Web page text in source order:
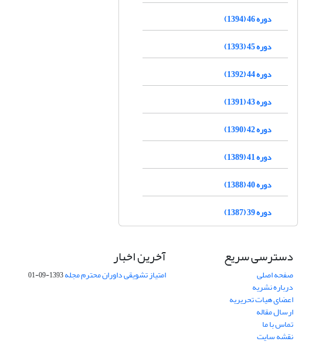
دوره 46 (1394)
دوره 45 (1393)
دوره 44 (1392)
دوره 43 (1391)
دوره 42 (1390)
دوره 41 (1389)
دوره 40 (1388)
دوره 39 (1387)
دسترسی سریع
صفحه اصلی
درباره نشریه
اعضای هیات تحریریه
ارسال مقاله
تماس با ما
نقشه سایت
آخرین اخبار
امتیاز تشویقی داوران محترم مجله1393-09-01